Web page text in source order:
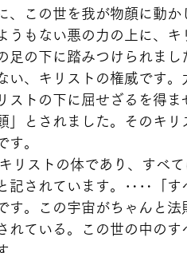
、この世を我が物顔に動か
うもない悪の力の上に、
足の下に踏みつけられま
い、キリストの権威です
ストの下に屈せざるを得
」とされました。そのキ
す。
リストの体であり、すべ
記されています。‥‥「す
す。この宇宙がちゃんと
れている。この世の中の